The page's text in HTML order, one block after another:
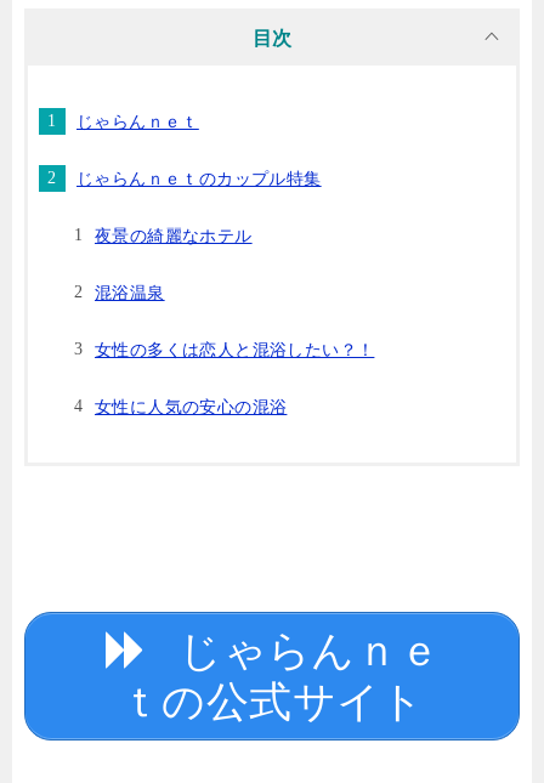
目次
じゃらんｎｅｔ
じゃらんｎｅｔのカップル特集
夜景の綺麗なホテル
混浴温泉
女性の多くは恋人と混浴したい？！
女性に人気の安心の混浴
じゃらんｎｅ
ｔの公式サイト